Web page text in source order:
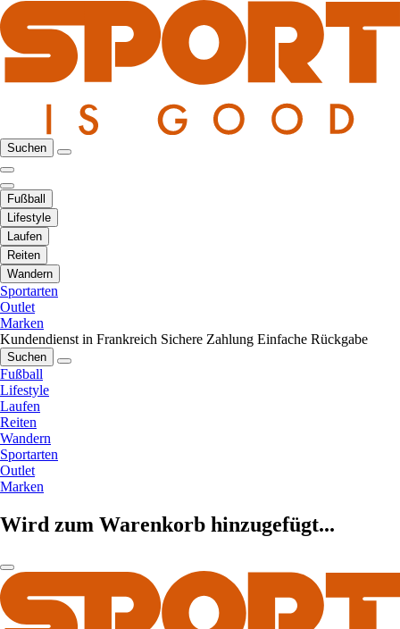
Suchen
Fußball
Lifestyle
Laufen
Reiten
Wandern
Sportarten
Outlet
Marken
Kundendienst in Frankreich Sichere Zahlung Einfache Rückgabe
Suchen
Fußball
Lifestyle
Laufen
Reiten
Wandern
Sportarten
Outlet
Marken
Wird zum Warenkorb hinzugefügt...